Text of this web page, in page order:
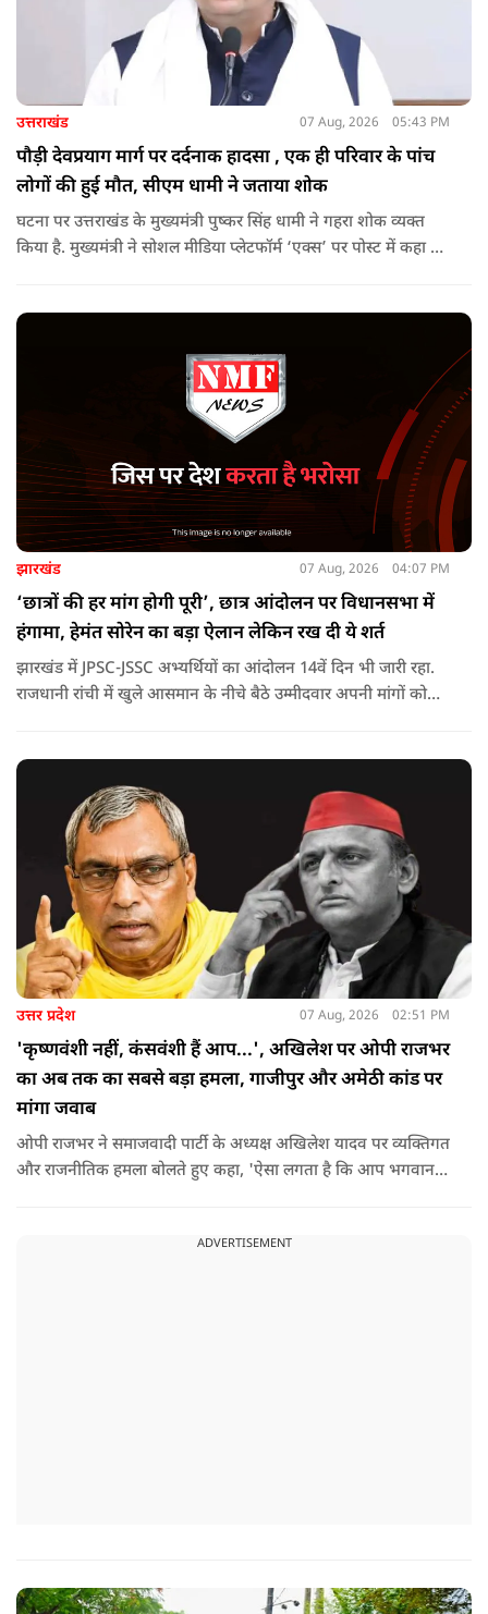
उत्तराखंड 07 Aug, 2026 05:43 PM
पौड़ी देवप्रयाग मार्ग पर दर्दनाक हादसा , एक ही परिवार के पांच
लोगों की हुई मौत, सीएम धामी ने जताया शोक
घटना पर उत्तराखंड के मुख्यमंत्री पुष्कर सिंह धामी ने गहरा शोक व्यक्त
किया है. मुख्यमंत्री ने सोशल मीडिया प्लेटफॉर्म ‘एक्स’ पर पोस्ट में कहा कि
उपचार तथा गंभीर रूप से घायलों को आवश्यकता पड़ने पर एयरलिफ्ट कर
उच्च चिकित्सा केंद्रों में रेफर करने के निर्देश दिए हैं.
झारखंड 07 Aug, 2026 04:07 PM
‘छात्रों की हर मांग होगी पूरी’, छात्र आंदोलन पर विधानसभा में
हंगामा, हेमंत सोरेन का बड़ा ऐलान लेकिन रख दी ये शर्त
झारखंड में JPSC-JSSC अभ्यर्थियों का आंदोलन 14वें दिन भी जारी रहा.
राजधानी रांची में खुले आसमान के नीचे बैठे उम्मीदवार अपनी मांगों को
उत्तर प्रदेश 07 Aug, 2026 02:51 PM
'कृष्णवंशी नहीं, कंसवंशी हैं आप...', अखिलेश पर ओपी राजभर
का अब तक का सबसे बड़ा हमला, गाजीपुर और अमेठी कांड पर
मांगा जवाब
ओपी राजभर ने समाजवादी पार्टी के अध्यक्ष अखिलेश यादव पर व्यक्तिगत
और राजनीतिक हमला बोलते हुए कहा, 'ऐसा लगता है कि आप भगवान
ADVERTISEMENT